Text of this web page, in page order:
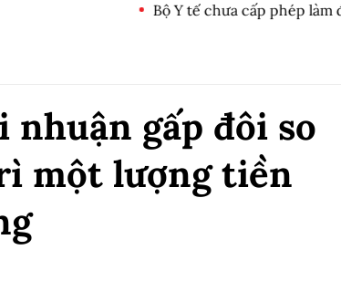
Bộ Y tế chưa cấp phép làm
gấp đôi so
một lượng tiền